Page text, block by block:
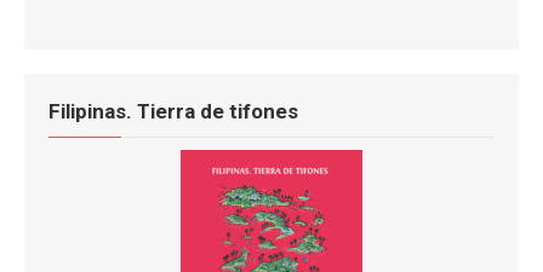
Filipinas. Tierra de tifones